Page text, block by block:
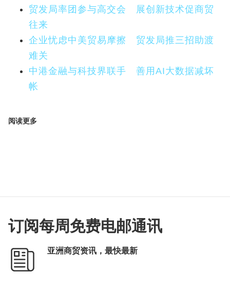
贸发局率团参与高交会 展创新技术促商贸
往来
企业忧虑中美贸易摩擦 贸发局推三招助渡
难关
中港金融与科技界联手 善用AI大数据减坏
帐
阅读更多
订阅每周免费电邮通讯
亚洲商贸资讯，最快最新